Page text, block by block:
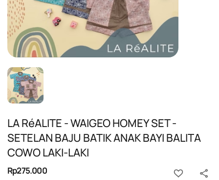
LA RéALITE - WAIGEO HOMEY SET -
SETELAN BAJU BATIK ANAK BAYI BALITA
COWO LAKI-LAKI
Rp275.000